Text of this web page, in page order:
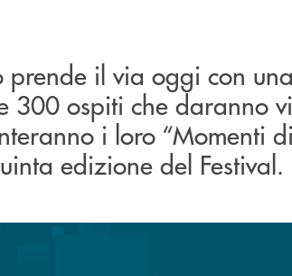
prende il via oggi con
300 ospiti che daranno
i loro “Momenti di
edizione del Festival.